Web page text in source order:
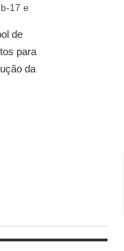
de
para
da